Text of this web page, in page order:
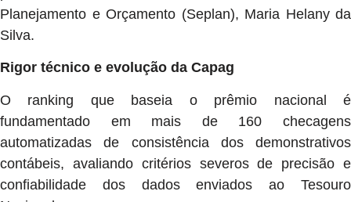
Planejamento e Orçamento (Seplan), Maria Helany da
Silva.
Rigor técnico e evolução da Capag
O ranking que baseia o prêmio nacional é
fundamentado em mais de 160 checagens
automatizadas de consistência dos demonstrativos
contábeis, avaliando critérios severos de precisão e
confiabilidade dos dados enviados ao Tesouro